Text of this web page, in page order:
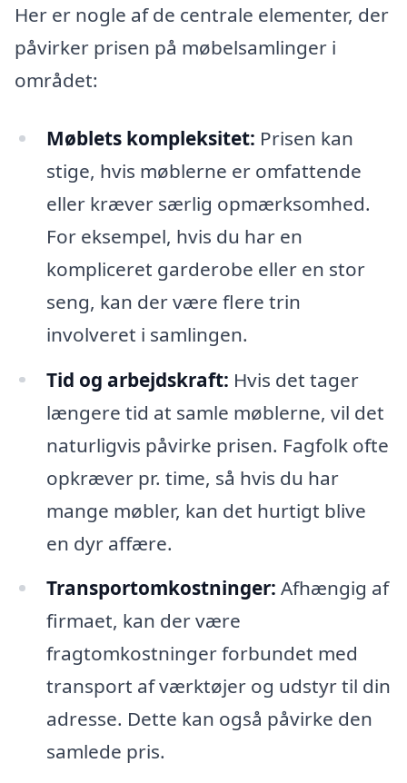
Her er nogle af de centrale elementer, der
påvirker prisen på møbelsamlinger i
området:
Møblets kompleksitet: Prisen kan
stige, hvis møblerne er omfattende
eller kræver særlig opmærksomhed.
For eksempel, hvis du har en
kompliceret garderobe eller en stor
seng, kan der være flere trin
involveret i samlingen.
Tid og arbejdskraft: Hvis det tager
længere tid at samle møblerne, vil det
naturligvis påvirke prisen. Fagfolk ofte
opkræver pr. time, så hvis du har
mange møbler, kan det hurtigt blive
en dyr affære.
Transportomkostninger: Afhængig af
firmaet, kan der være
fragtomkostninger forbundet med
transport af værktøjer og udstyr til din
adresse. Dette kan også påvirke den
samlede pris.